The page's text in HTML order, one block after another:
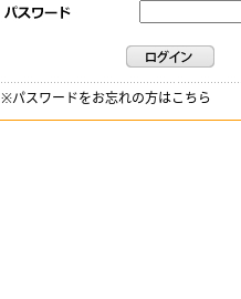
※パスワードをお忘れの方はこちら